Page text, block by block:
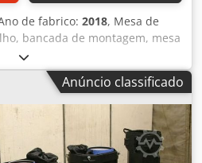
de fabrico: 2018, Mesa de
bancada de montagem, mesa
mesa multiuso -Fabricante:
120-60 -Largura: 1200 mm -
720-750 mm
de carga: 100 kg -Mesa:
armazenável -Quantidade: 11
por unidade -Dimensões de
mm -Peso: 16 kg/unid.
Anúncio classificado